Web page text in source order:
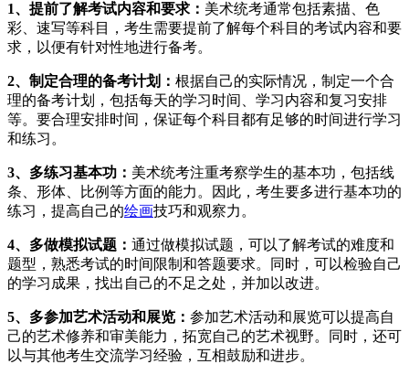
1、提前了解考试内容和要求： 美术统考通常包括素描、色
彩、速写等科目，考生需要提前了解每个科目的考试内容和要
求，以便有针对性地进行备考。
2、制定合理的备考计划： 根据自己的实际情况，制定一个合
理的备考计划，包括每天的学习时间、学习内容和复习安排
等。要合理安排时间，保证每个科目都有足够的时间进行学习
和练习。
3、多练习基本功： 美术统考注重考察学生的基本功，包括线
条、形体、比例等方面的能力。因此，考生要多进行基本功的
练习，提高自己的绘画技巧和观察力。
4、多做模拟试题： 通过做模拟试题，可以了解考试的难度和
题型，熟悉考试的时间限制和答题要求。同时，可以检验自己
的学习成果，找出自己的不足之处，并加以改进。
5、多参加艺术活动和展览： 参加艺术活动和展览可以提高自
己的艺术修养和审美能力，拓宽自己的艺术视野。同时，还可
以与其他考生交流学习经验，互相鼓励和进步。